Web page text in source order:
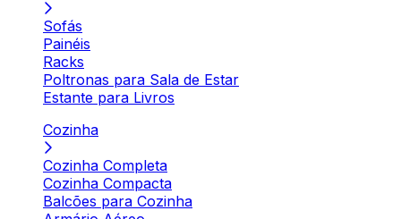
Sofás
Painéis
Racks
Poltronas para Sala de Estar
Estante para Livros
Cozinha
Cozinha Completa
Cozinha Compacta
Balcões para Cozinha